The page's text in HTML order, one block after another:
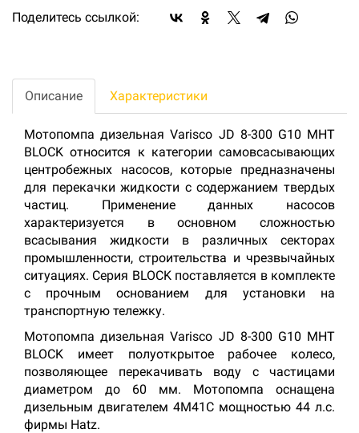
Поделитесь ссылкой:
Описание Характеристики
Мотопомпа дизельная Varisco JD 8-300 G10 MHT
BLOCK относится к категории самовсасывающих
центробежных насосов, которые предназначены
для перекачки жидкости с содержанием твердых
частиц. Применение данных насосов
характеризуется в основном сложностью
всасывания жидкости в различных секторах
промышленности, строительства и чрезвычайных
ситуациях. Серия BLOCK поставляется в комплекте
с прочным основанием для установки на
транспортную тележку.
Мотопомпа дизельная Varisco JD 8-300 G10 MHT
BLOCK имеет полуоткрытое рабочее колесо,
позволяющее перекачивать воду с частицами
диаметром до 60 мм. Мотопомпа оснащена
дизельным двигателем 4M41C мощностью 44 л.с.
фирмы Hatz.